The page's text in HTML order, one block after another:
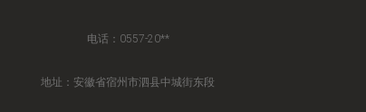
电话：0557-20**
地址：安徽省宿州市泗县中城街东段